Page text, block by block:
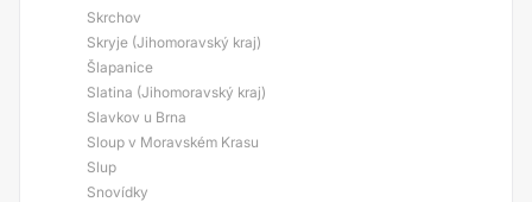
Skrchov
Skryje (Jihomoravský kraj)
Šlapanice
Slatina (Jihomoravský kraj)
Slavkov u Brna
Sloup v Moravském Krasu
Slup
Snovídky